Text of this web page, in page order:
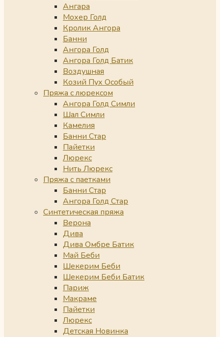
Ангара
Мохер Голд
Кролик Ангора
Банни
Ангора Голд
Ангора Голд Батик
Воздушная
Козий Пух Особый
Пряжа с люрексом
Ангора Голд Симли
Шал Симли
Камелия
Банни Стар
Пайетки
Люрекс
Нить Люрекс
Пряжа с паетками
Банни Стар
Ангора Голд Стар
Синтетическая пряжа
Верона
Дива
Дива Омбре Батик
Май Беби
Шекерим Беби
Шекерим Беби Батик
Париж
Макраме
Пайетки
Люрекс
Детская Новинка